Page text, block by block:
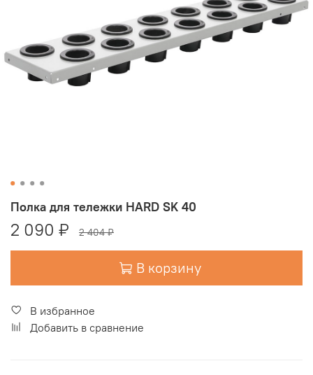
Полка для тележки HARD SK 40
2 090 ₽ 2 404 ₽
В корзину
В избранное
Добавить в сравнение